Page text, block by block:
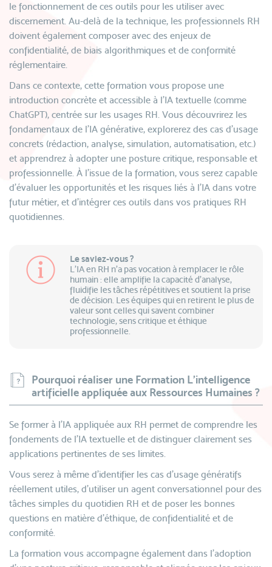
le fonctionnement de ces outils pour les utiliser avec
discernement. Au-delà de la technique, les professionnels RH
doivent également composer avec des enjeux de
confidentialité, de biais algorithmiques et de conformité
réglementaire.
Dans ce contexte, cette formation vous propose une
introduction concrète et accessible à l’IA textuelle (comme
ChatGPT), centrée sur les usages RH. Vous découvrirez les
fondamentaux de l’IA générative, explorerez des cas d’usage
concrets (rédaction, analyse, simulation, automatisation, etc.)
et apprendrez à adopter une posture critique, responsable et
professionnelle. À l’issue de la formation, vous serez capable
d’évaluer les opportunités et les risques liés à l’IA dans votre
futur métier, et d’intégrer ces outils dans vos pratiques RH
quotidiennes.
Le saviez-vous ?
L’IA en RH n’a pas vocation à remplacer le rôle
humain : elle amplifie la capacité d’analyse,
fluidifie les tâches répétitives et soutient la prise
de décision. Les équipes qui en retirent le plus de
valeur sont celles qui savent combiner
technologie, sens critique et éthique
professionnelle.
Pourquoi réaliser une Formation L'intelligence
artificielle appliquée aux Ressources Humaines ?
Se former à l’IA appliquée aux RH permet de comprendre les
fondements de l’IA textuelle et de distinguer clairement ses
applications pertinentes de ses limites.
Vous serez à même d’identifier les cas d’usage génératifs
réellement utiles, d’utiliser un agent conversationnel pour des
tâches simples du quotidien RH et de poser les bonnes
questions en matière d’éthique, de confidentialité et de
conformité.
La formation vous accompagne également dans l’adoption